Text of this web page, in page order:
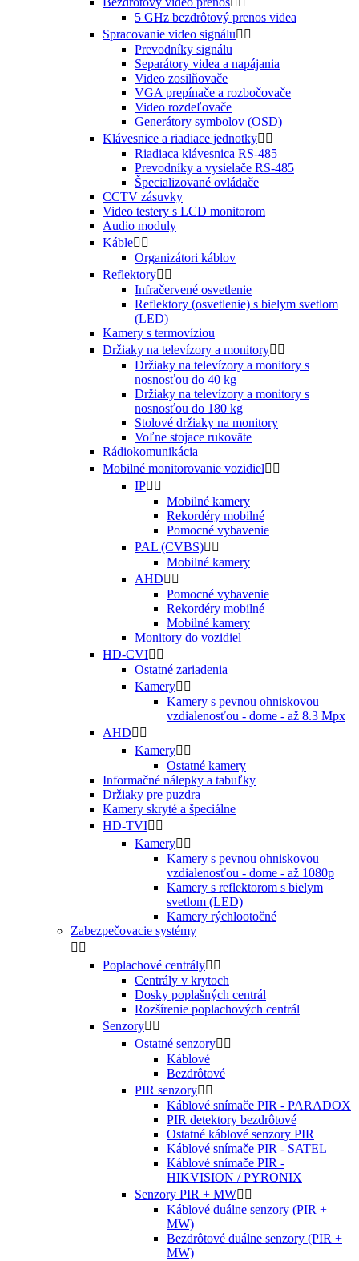
5 GHz bezdrôtový prenos videa
Spracovanie video signálu 
Prevodníky signálu
Separátory videa a napájania
Video zosilňovače
VGA prepínače a rozbočovače
Video rozdeľovače
Generátory symbolov (OSD)
Klávesnice a riadiace jednotky 
Riadiaca klávesnica RS-485
Prevodníky a vysielače RS-485
Špecializované ovládače
CCTV zásuvky
Video testery s LCD monitorom
Audio moduly
Káble 
Organizátori káblov
Reflektory 
Infračervené osvetlenie
Reflektory (osvetlenie) s bielym svetlom
(LED)
Kamery s termovíziou
Držiaky na televízory a monitory 
Držiaky na televízory a monitory s
nosnosťou do 40 kg
Držiaky na televízory a monitory s
nosnosťou do 180 kg
Stolové držiaky na monitory
Voľne stojace rukoväte
Rádiokomunikácia
Mobilné monitorovanie vozidiel 
IP 
Mobilné kamery
Rekordéry mobilné
Pomocné vybavenie
PAL (CVBS) 
Mobilné kamery
AHD 
Pomocné vybavenie
Rekordéry mobilné
Mobilné kamery
Monitory do vozidiel
HD-CVI 
Ostatné zariadenia
Kamery 
Kamery s pevnou ohniskovou
vzdialenosťou - dome - až 8.3 Mpx
AHD 
Kamery 
Ostatné kamery
Informačné nálepky a tabuľky
Držiaky pre puzdra
Kamery skryté a špeciálne
HD-TVI 
Kamery 
Kamery s pevnou ohniskovou
vzdialenosťou - dome - až 1080p
Kamery s reflektorom s bielym
svetlom (LED)
Kamery rýchlootočné
Zabezpečovacie systémy
 
Poplachové centrály 
Centrály v krytoch
Dosky poplašných centrál
Rozšírenie poplachových centrál
Senzory 
Ostatné senzory 
Káblové
Bezdrôtové
PIR senzory 
Káblové snímače PIR - PARADOX
PIR detektory bezdrôtové
Ostatné káblové senzory PIR
Káblové snímače PIR - SATEL
Káblové snímače PIR -
HIKVISION / PYRONIX
Senzory PIR + MW 
Káblové duálne senzory (PIR +
MW)
Bezdrôtové duálne senzory (PIR +
MW)